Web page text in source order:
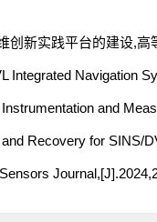
创新实践平台的建设,高
Integrated Navigation
and
Recovery for SINS/